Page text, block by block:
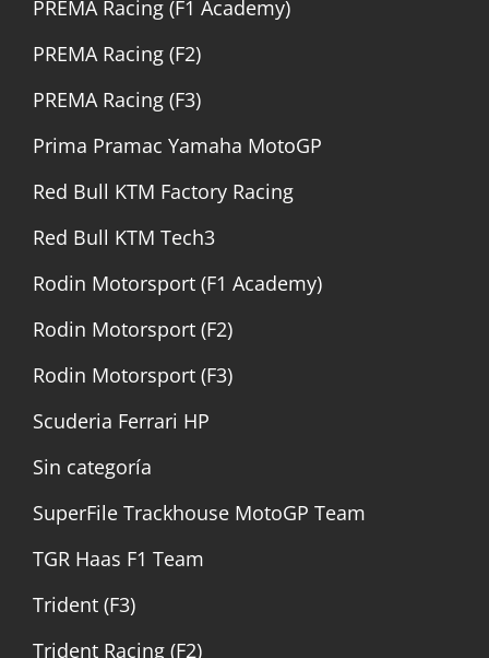
PREMA Racing (F1 Academy)
PREMA Racing (F2)
PREMA Racing (F3)
Prima Pramac Yamaha MotoGP
Red Bull KTM Factory Racing
Red Bull KTM Tech3
Rodin Motorsport (F1 Academy)
Rodin Motorsport (F2)
Rodin Motorsport (F3)
Scuderia Ferrari HP
Sin categoría
SuperFile Trackhouse MotoGP Team
TGR Haas F1 Team
Trident (F3)
Trident Racing (F2)